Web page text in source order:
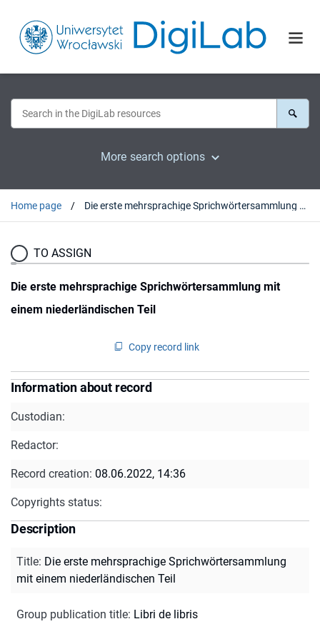
More search options
Home page Die erste mehrsprachige Sprichwörtersammlung mit einem niederländischen Teil
TO ASSIGN
Die erste mehrsprachige Sprichwörtersammlung mit
einem niederländischen Teil
Copy record link
Information about record
Custodian:
Redactor:
Record creation: 08.06.2022, 14:36
Copyrights status:
Description
Title: Die erste mehrsprachige Sprichwörtersammlung
mit einem niederländischen Teil
Group publication title: Libri de libris